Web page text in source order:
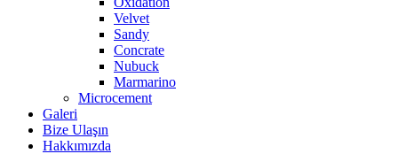
Velvet
Sandy
Concrate
Nubuck
Marmarino
Microcement
Galeri
Bize Ulaşın
Hakkımızda